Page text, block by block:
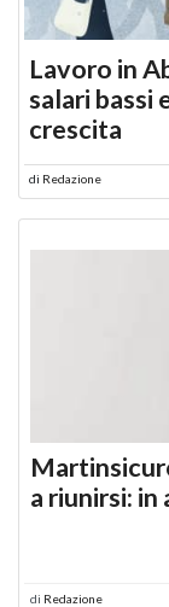
Lavoro in
salari bassi
crescita
di Redazione
a riunirsi: in
di Redazione